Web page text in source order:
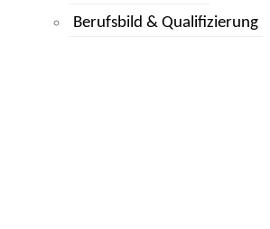
Berufsbild & Qualifizierung